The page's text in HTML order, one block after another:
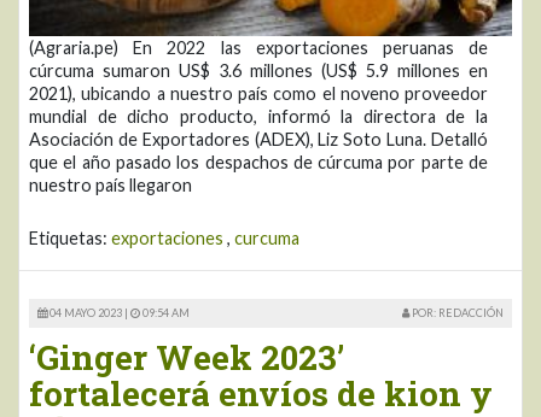
(Agraria.pe) En 2022 las exportaciones peruanas de
cúrcuma sumaron US$ 3.6 millones (US$ 5.9 millones en
2021), ubicando a nuestro país como el noveno proveedor
mundial de dicho producto, informó la directora de la
Asociación de Exportadores (ADEX), Liz Soto Luna. Detalló
que el año pasado los despachos de cúrcuma por parte de
nuestro país llegaron
Etiquetas: exportaciones , curcuma
04 MAYO 2023 | 09:54 AM POR: REDACCIÓN
‘Ginger Week 2023’
fortalecerá envíos de kion y